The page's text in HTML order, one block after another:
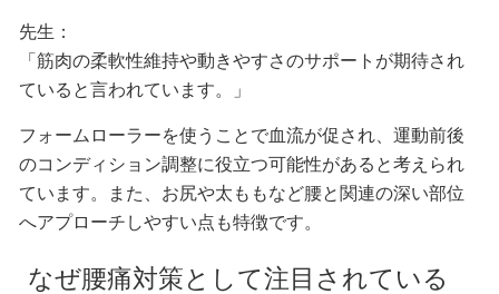
先生：
「筋肉の柔軟性維持や動きやすさのサポートが期待され
ていると言われています。」
フォームローラーを使うことで血流が促され、運動前後
のコンディション調整に役立つ可能性があると考えられ
ています。また、お尻や太ももなど腰と関連の深い部位
へアプローチしやすい点も特徴です。
なぜ腰痛対策として注目されている